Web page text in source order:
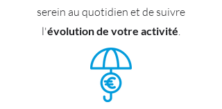
serein au quotidien et de suivre
l'évolution de votre activité.